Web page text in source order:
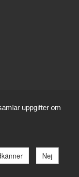
uppgifter om
Nej